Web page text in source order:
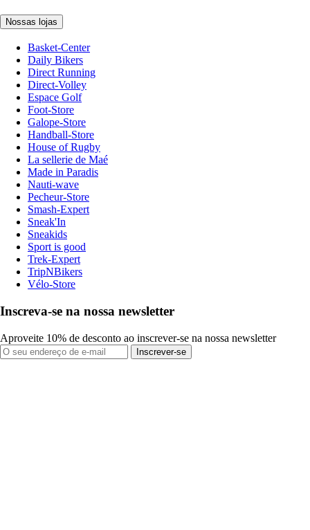
Nossas lojas
Basket-Center
Daily Bikers
Direct Running
Direct-Volley
Espace Golf
Foot-Store
Galope-Store
Handball-Store
House of Rugby
La sellerie de Maé
Made in Paradis
Nauti-wave
Pecheur-Store
Smash-Expert
Sneak'In
Sneakids
Sport is good
Trek-Expert
TripNBikers
Vélo-Store
Inscreva-se na nossa newsletter
Aproveite 10% de desconto ao inscrever-se na nossa newsletter
Inscrever-se